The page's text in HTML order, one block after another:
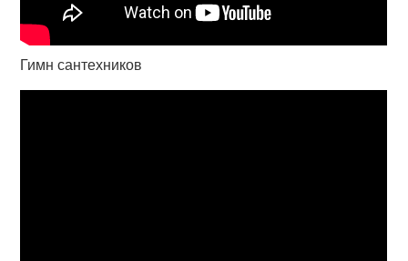
Гимн сантехников